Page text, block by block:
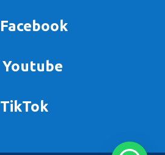
Facebook
Youtube
TikTok